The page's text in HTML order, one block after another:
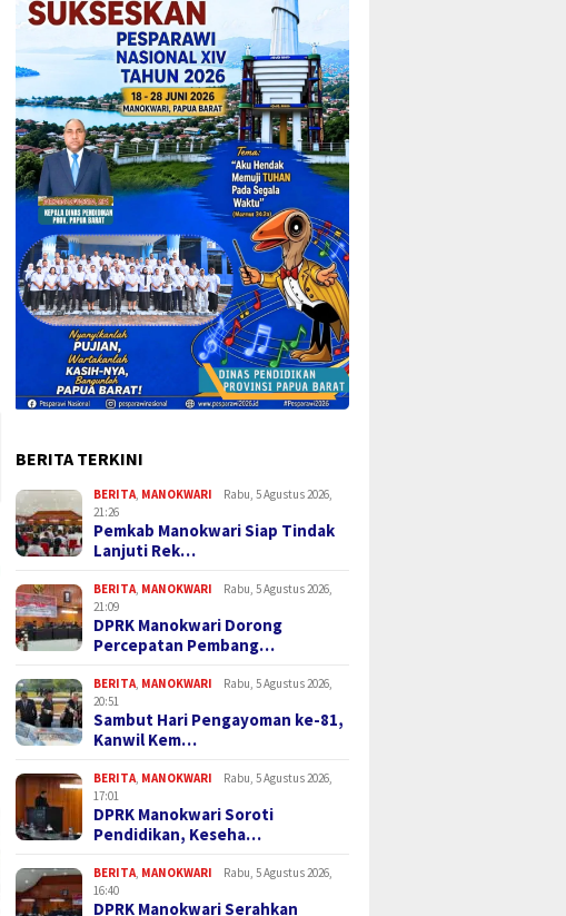
BERITA TERKINI
BERITA MANOKWARI
Rabu, 5 Agustus 2026,
21:26
Pemkab Manokwari Siap Tindak
Lanjuti Rek…
BERITA MANOKWARI
Rabu, 5 Agustus 2026,
21:09
DPRK Manokwari Dorong
Percepatan Pembang…
BERITA MANOKWARI
Rabu, 5 Agustus 2026,
20:51
Sambut Hari Pengayoman ke-81,
Kanwil Kem…
BERITA MANOKWARI
Rabu, 5 Agustus 2026,
17:01
DPRK Manokwari Soroti
Pendidikan, Keseha…
BERITA MANOKWARI
Rabu, 5 Agustus 2026,
16:40
DPRK Manokwari Serahkan